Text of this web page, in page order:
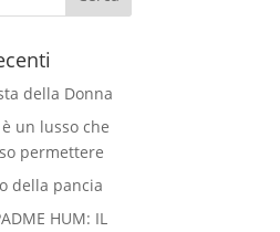
della Donna
un lusso che
permettere
della pancia
HUM: IL